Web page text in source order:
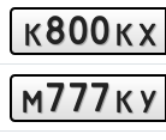
k800kx
m777 k y